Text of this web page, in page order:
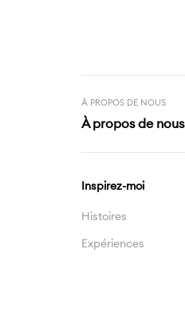
À PROPOS DE NOUS
À propos de nous
Inspirez-moi
Histoires
Expériences